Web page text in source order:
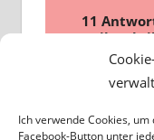
Ich verwende Cookies,
Facebook-Button unter